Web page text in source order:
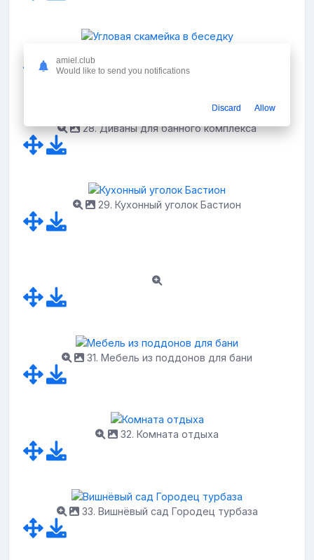
28. Диваны для банного комплекса
29. Кухонный уголок Бастион
31. Мебель из поддонов для бани
32. Комната отдыха
33. Вишнёвый сад Городец турбаза
amiel.club
Would like to send you notifications
Discard Allow